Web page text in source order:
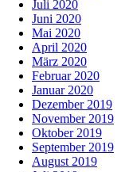
Juli 2020
Juni 2020
Mai 2020
April 2020
März 2020
Februar 2020
Januar 2020
Dezember 2019
November 2019
Oktober 2019
September 2019
August 2019